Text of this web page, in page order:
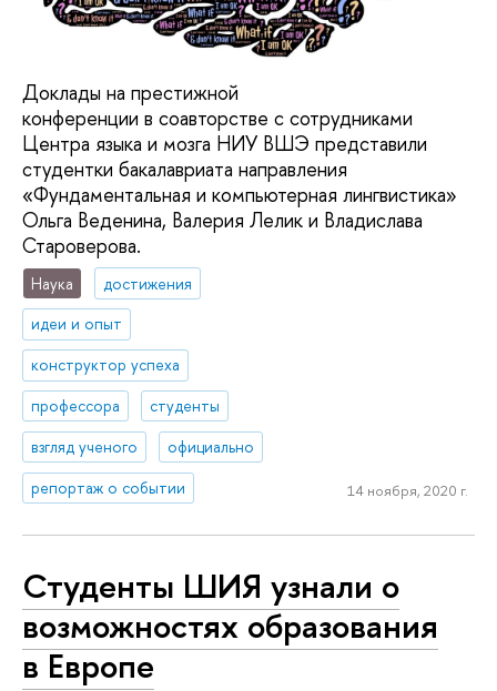
Доклады на престижной
конференции в соавторстве с сотрудниками
Центра языка и мозга НИУ ВШЭ представили
студентки бакалавриата направления
«Фундаментальная и компьютерная лингвистика»
Ольга Веденина, Валерия Лелик и Владислава
Староверова.
Наука
достижения
идеи и опыт
конструктор успеха
профессора
студенты
взгляд ученого
официально
репортаж о событии
14 ноября, 2020 г.
Студенты ШИЯ узнали о
возможностях образования
в Европе